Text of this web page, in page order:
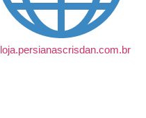
loja.persianascrisdan.com.br